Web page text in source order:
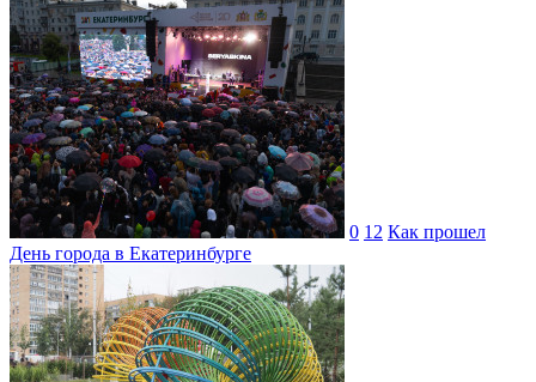
0 12 Как прошел
День города в Екатеринбурге